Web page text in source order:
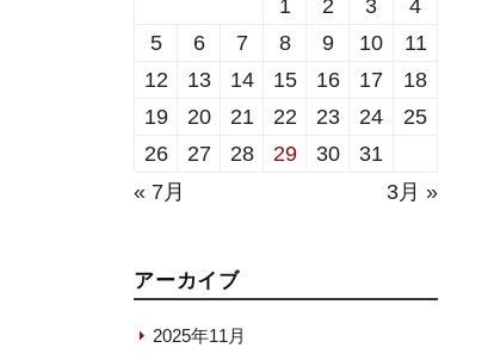
1 2 3
4
5
6 7 8 9 10
11
12
13 14 15 16 17
18
19
20 21 22 23 24
25
26
27 28 29 30
31
« 7月
3月 »
アーカイブ
2025年11月